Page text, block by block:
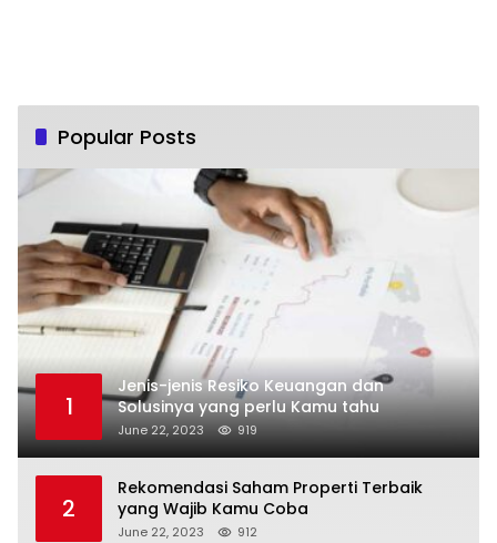
Popular Posts
1
Jenis-jenis Resiko Keuangan dan
Solusinya yang perlu Kamu tahu
June 22, 2023 919
2
Rekomendasi Saham Properti Terbaik
yang Wajib Kamu Coba
June 22, 2023 912